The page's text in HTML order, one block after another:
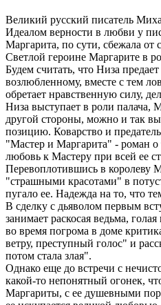
Великий русский писатель
Идеалом верности в любви у
Маргарита, по сути, сбежала
Светлой героине Маргарите в
Будем считать, что Низа
возлюбленному, вместе с тем
обретает нравственную силу,
Низа выступает в роли палача,
другой стороны, можно и так
позицию. Коварство и
"Мастер и Маргарита" - роман
любовь к Мастеру при всей ее
Перевоплотившись в королеву
"страшными красотами" в
пугало ее. Надежда на то, что
В сделку с дьяволом первым
занимает раскосая ведьма,
во время погрома в доме
ветру, преступный голос" и
потом стала злая".
Однако еще до встречи с
какой-то непонятный огонек,
Маргариты, с ее душевными